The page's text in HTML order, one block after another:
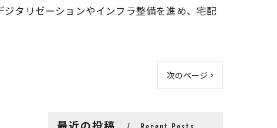
タリゼーションやインフラ整備を進め、宅配
次のページ >